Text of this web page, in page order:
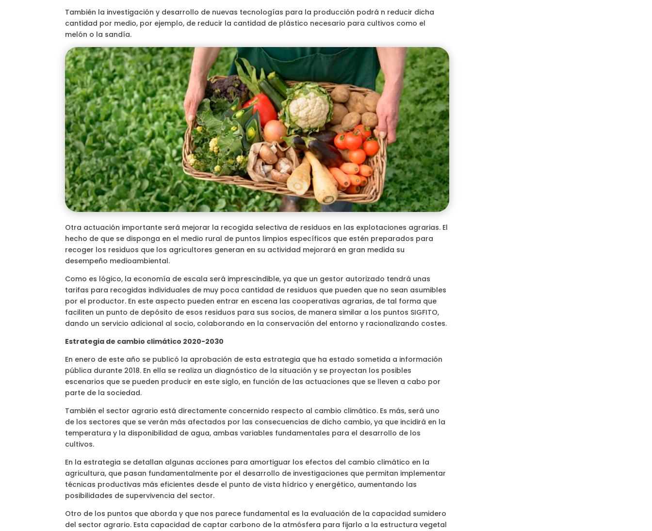
También la investigación y desarrollo de nuevas tecnologías para la producción podrá n reducir dicha
cantidad por medio, por ejemplo, de reducir la cantidad de plástico necesario para cultivos como el
melón o la sandía.
Otra actuación importante será mejorar la recogida selectiva de residuos en las explotaciones agrarias. El
hecho de que se disponga en el medio rural de puntos limpios específicos que estén preparados para
recoger los residuos que los agricultores generan en su actividad mejorará en gran medida su
desempeño medioambiental.
Como es lógico, la economía de escala será imprescindible, ya que un gestor autorizado tendrá unas
tarifas para recogidas individuales de muy poca cantidad de residuos que pueden que no sean asumibles
por el productor. En este aspecto pueden entrar en escena las cooperativas agrarias, de tal forma que
faciliten un punto de depósito de esos residuos para sus socios, de manera similar a los puntos SIGFITO,
dando un servicio adicional al socio, colaborando en la conservación del entorno y racionalizando costes.
Estrategia de cambio climático 2020-2030
En enero de este año se publicó la aprobación de esta estrategia que ha estado sometida a información
pública durante 2018. En ella se realiza un diagnóstico de la situación y se proyectan los posibles
escenarios que se pueden producir en este siglo, en función de las actuaciones que se lleven a cabo por
parte de la sociedad.
También el sector agrario está directamente concernido respecto al cambio climático. Es más, será uno
de los sectores que se verán más afectados por las consecuencias de dicho cambio, ya que incidirá en la
temperatura y la disponibilidad de agua, ambas variables fundamentales para el desarrollo de los
cultivos.
En la estrategia se detallan algunas acciones para amortiguar los efectos del cambio climático en la
agricultura, que pasan fundamentalmente por el desarrollo de investigaciones que permitan implementar
técnicas productivas más eficientes desde el punto de vista hídrico y energético, aumentando las
posibilidades de supervivencia del sector.
Otro de los puntos que aborda y que nos parece fundamental es la evaluación de la capacidad sumidero
del sector agrario. Esta capacidad de captar carbono de la atmósfera para fijarlo a la estructura vegetal